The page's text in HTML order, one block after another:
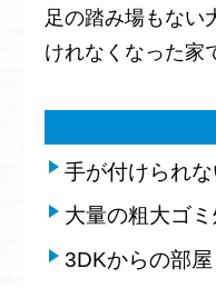
足の踏み場もない
けれなくなった家
手が付けられ
大量の粗大ゴ
3DKからの部屋